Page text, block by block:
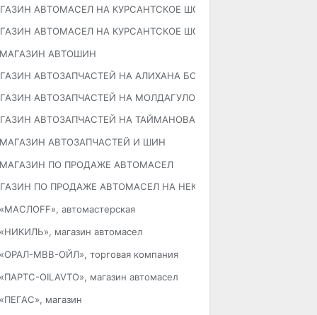
АВТОМАСЕЛ НА КУРСАНТСКОЕ ШОССЕ
АВТОМАСЕЛ НА КУРСАНТСКОЕ ШОССЕ 68
МАГАЗИН АВТОШИН
АВТОЗАПЧАСТЕЙ НА АЛИХАНА БОКЕЙХАНОВА
АВТОЗАПЧАСТЕЙ НА МОЛДАГУЛОВОЙ АЛИИ
АВТОЗАПЧАСТЕЙ НА ТАЙМАНОВА
МАГАЗИН АВТОЗАПЧАСТЕЙ И ШИН
МАГАЗИН ПО ПРОДАЖЕ АВТОМАСЕЛ
ПО ПРОДАЖЕ АВТОМАСЕЛ НА НЕКРАСОВА
«МАСЛОFF», автомастерская
«НИКИЛЬ», магазин автомасел
«ОРАЛ-МВВ-ОЙЛ», торговая компания
«ПАРТС-OILAVTO», магазин автомасел
«ПЕГАС», магазин